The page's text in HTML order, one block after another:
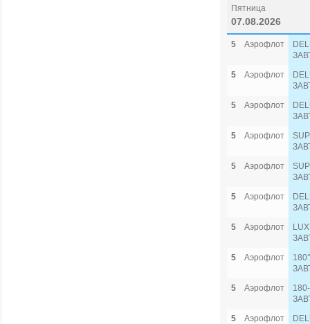
Пятница
07.08.2026
5 Аэрофлот
5
Аэрофлот
5
Аэрофлот
5
Аэрофлот
5
Аэрофлот
5
Аэрофлот
5
Аэрофлот
5
Аэрофлот
5
Аэрофлот
5
Аэрофлот